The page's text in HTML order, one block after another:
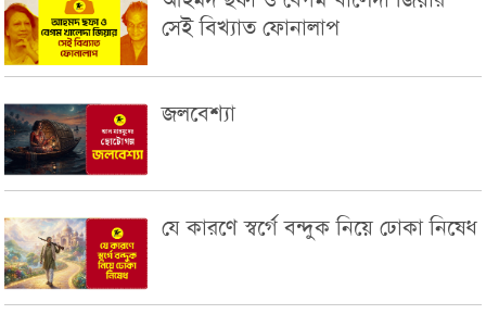
সেই বিখ্যাত ফোনালাপ
জলবেশ্যা
যে কারণে স্বর্গে বন্দুক নিয়ে ঢোকা নিষেধ